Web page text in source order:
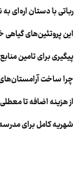
رباتی با دستان اره‌ای
این پروتئین‌های
پیگیری برای تامین
چرا ساخت
از هزینه اضافه تا
شهریه کامل برای